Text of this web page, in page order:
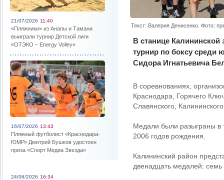
21/07/2026 11:40
«Пляжники» из Анапы и Тамани
выиграли турнир Детской лиги
«ОТЭКО – Energy Volley»
16/07/2026 13:43
Пляжный футболист «Краснодара-
ЮМР» Дмитрий Бушков удостоен
приза «Спорт Медиа Звезда»
24/06/2026 16:34
Текст: Валерия Денисенко. Фото:
В станице
турнир по боксу среди
Сидора Игнатьевича
В соревнованиях,
Краснодара, Горячего
Славянского,
Медали были разыграны в
2006 годов рождения.
Калининский район
двенадцать медалей: